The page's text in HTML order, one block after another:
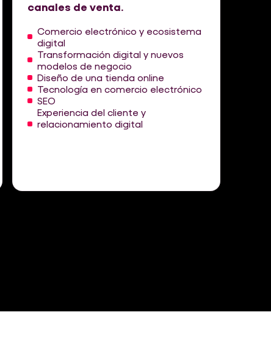
canales de venta.
Comercio electrónico y ecosistema
digital
Transformación digital y nuevos
modelos de negocio
Diseño de una tienda online
Tecnología en comercio electrónico
SEO
Experiencia del cliente y
relacionamiento digital